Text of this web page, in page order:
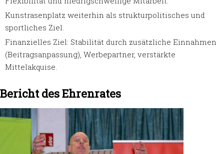
Kunstrasenplatz weiterhin als strukturpolitisches und
sportliches Ziel.
Finanzielles Ziel: Stabilität durch zusätzliche Einnahmen
(Beitragsanpassung), Werbepartner, verstärkte
Mittelakquise.
Bericht des Ehrenrates